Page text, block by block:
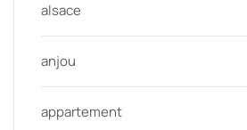
alsace
anjou
appartement